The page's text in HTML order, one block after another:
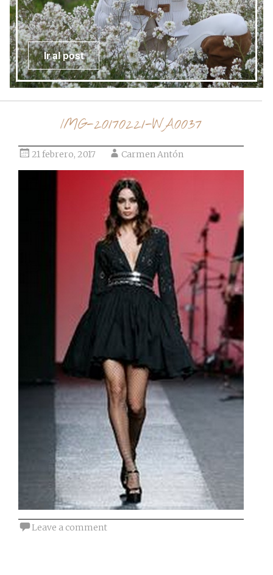
Ir al post
IMG-20170221-WA0037
21 febrero, 2017 Carmen Antón
Leave a comment